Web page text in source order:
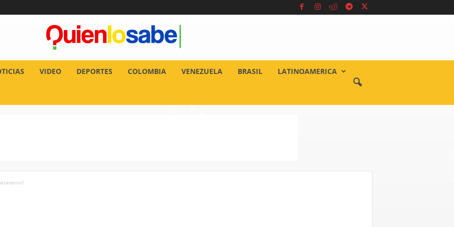
VIDEO DEPORTES COLOMBIA VENEZUELA BRASIL LATINOAMERICA